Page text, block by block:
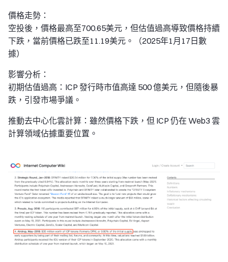
價格走勢：
空投後，價格最高至700.65美元，但估值過高導致價格持續
下跌，當前價格已跌至11.19美元。（2025年1月17日數
據）
影響分析：
初期估值過高：ICP 發行時市值高達 500 億美元，但隨後暴
跌，引發市場爭議。
推動去中心化雲計算：雖然價格下跌，但 ICP 仍在 Web3 雲
計算領域佔據重要位置。